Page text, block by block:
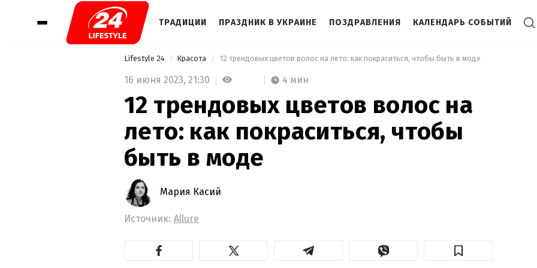
ТРАДИЦИИ ПРАЗДНИК В УКРАИНЕ ПОЗДРАВЛЕНИЯ КАЛЕНДАРЬ СОБЫТИЙ
Lifestyle 24 Красота 12 трендовых цветов волос на лето: как покраситься, чтобы быть в моде
16 июня 2023, 21:30 4 мин
12 трендовых цветов волос на
лето: как покраситься, чтобы
быть в моде
Мария Касий
Источник: Allure